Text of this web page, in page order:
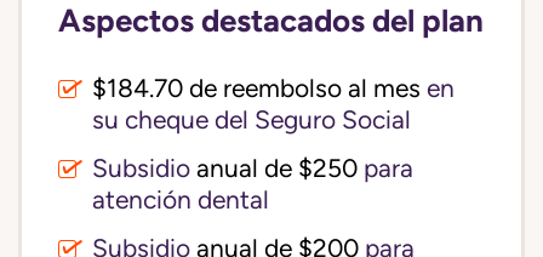
Aspectos destacados del plan
$184.70 de reembolso al mes en
su cheque del Seguro Social
Subsidio anual de $250 para
atención dental
Subsidio anual de $200 para